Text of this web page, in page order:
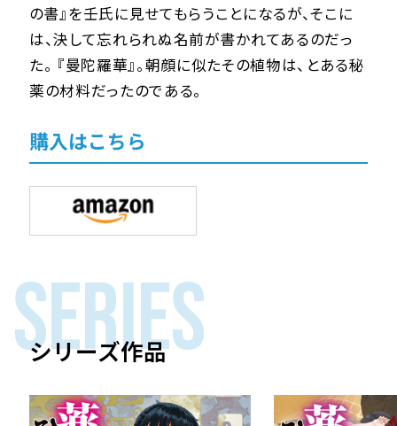
の書』を壬氏に見せてもらうことになるが、そこに
は、決して忘れられぬ名前が書かれてあるのだっ
た。 『曼陀羅華』。朝顔に似たその植物は、とある秘
薬の材料だったのである。
購入はこちら
SERIES
シリーズ作品